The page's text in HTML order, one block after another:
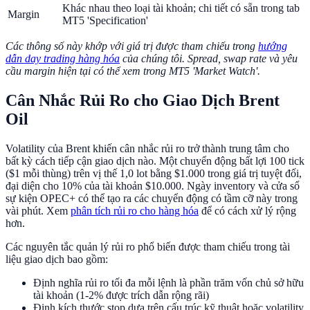
Margin
Khác nhau theo loại tài khoản; chi tiết có sẵn trong tab
MT5 'Specification'
Các thông số này khớp với giá trị được tham chiếu trong hướng
dẫn day trading hàng hóa của chúng tôi. Spread, swap rate và yêu
cầu margin hiện tại có thể xem trong MT5 'Market Watch'.
Cân Nhắc Rủi Ro cho Giao Dịch Brent
Oil
Volatility của Brent khiến cân nhắc rủi ro trở thành trung tâm cho
bất kỳ cách tiếp cận giao dịch nào. Một chuyển động bất lợi 100 tick
($1 mỗi thùng) trên vị thế 1,0 lot bằng $1.000 trong giá trị tuyệt đối,
đại diện cho 10% của tài khoản $10.000. Ngày inventory và cửa sổ
sự kiện OPEC+ có thể tạo ra các chuyển động có tầm cỡ này trong
vài phút. Xem phân tích rủi ro cho hàng hóa để có cách xử lý rộng
hơn.
Các nguyên tắc quản lý rủi ro phổ biến được tham chiếu trong tài
liệu giao dịch bao gồm:
Định nghĩa rủi ro tối đa mỗi lệnh là phần trăm vốn chủ sở hữu
tài khoản (1-2% được trích dẫn rộng rãi)